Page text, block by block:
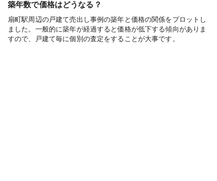
築年数で価格はどうなる？
扇町駅周辺の戸建て売出し事例の築年と価格の関係をプロットし
ました。一般的に築年が経過すると価格が低下する傾向がありま
すので、戸建て毎に個別の査定をすることが大事です。